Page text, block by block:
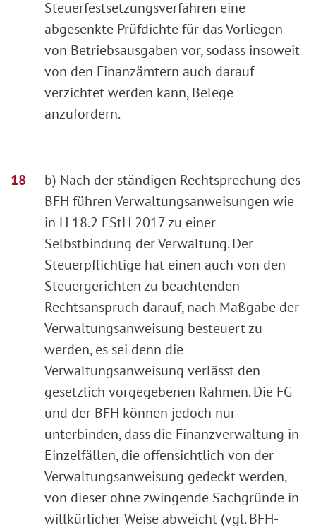
Steuerfestsetzungsverfahren eine
abgesenkte Prüfdichte für das Vorliegen
von Betriebsausgaben vor, sodass insoweit
von den Finanzämtern auch darauf
verzichtet werden kann, Belege
anzufordern.
b) Nach der ständigen Rechtsprechung des
BFH führen Verwaltungsanweisungen wie
in H 18.2 EStH 2017 zu einer
Selbstbindung der Verwaltung. Der
Steuerpflichtige hat einen auch von den
Steuergerichten zu beachtenden
Rechtsanspruch darauf, nach Maßgabe der
Verwaltungsanweisung besteuert zu
werden, es sei denn die
Verwaltungsanweisung verlässt den
gesetzlich vorgegebenen Rahmen. Die FG
und der BFH können jedoch nur
unterbinden, dass die Finanzverwaltung in
Einzelfällen, die offensichtlich von der
Verwaltungsanweisung gedeckt werden,
von dieser ohne zwingende Sachgründe in
willkürlicher Weise abweicht (vgl. BFH-